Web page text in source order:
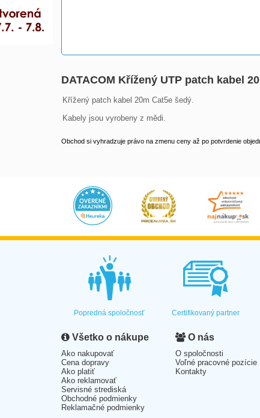
DATACOM Křížený UTP patch kabel
Křížený patch kabel 20m Cat5e šedý.
Kabely jsou vyrobeny z mědi.
Obchod si vyhradzuje právo na zmenu ceny až po potvrdenie
Popredná spoločnosť Certifikovaný partner
Všetko o nákupe
Ako nakupovať
Cena dopravy
Ako platiť
Ako reklamovať
Servisné strediská
Obchodné podmienky
Reklamačné podmienky
O nás
O spoločnosti
Voľné pracovné pozície
Kontakty